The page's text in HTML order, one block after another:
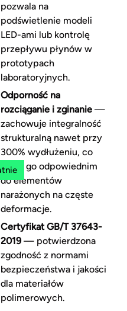
pozwala na
podświetlenie modeli
LED-ami lub kontrolę
przepływu płynów w
prototypach
laboratoryjnych.
Odporność na
rozciąganie i zginanie—
zachowuje integralność
strukturalną nawet przy
300% wydłużeniu, co
czyni go odpowiednim
do elementów
narażonych na częste
deformacje.
Certyfikat GB/T 37643-
2019— potwierdzona
zgodność z normami
bezpieczeństwa i jakości
dla materiałów
polimerowych.